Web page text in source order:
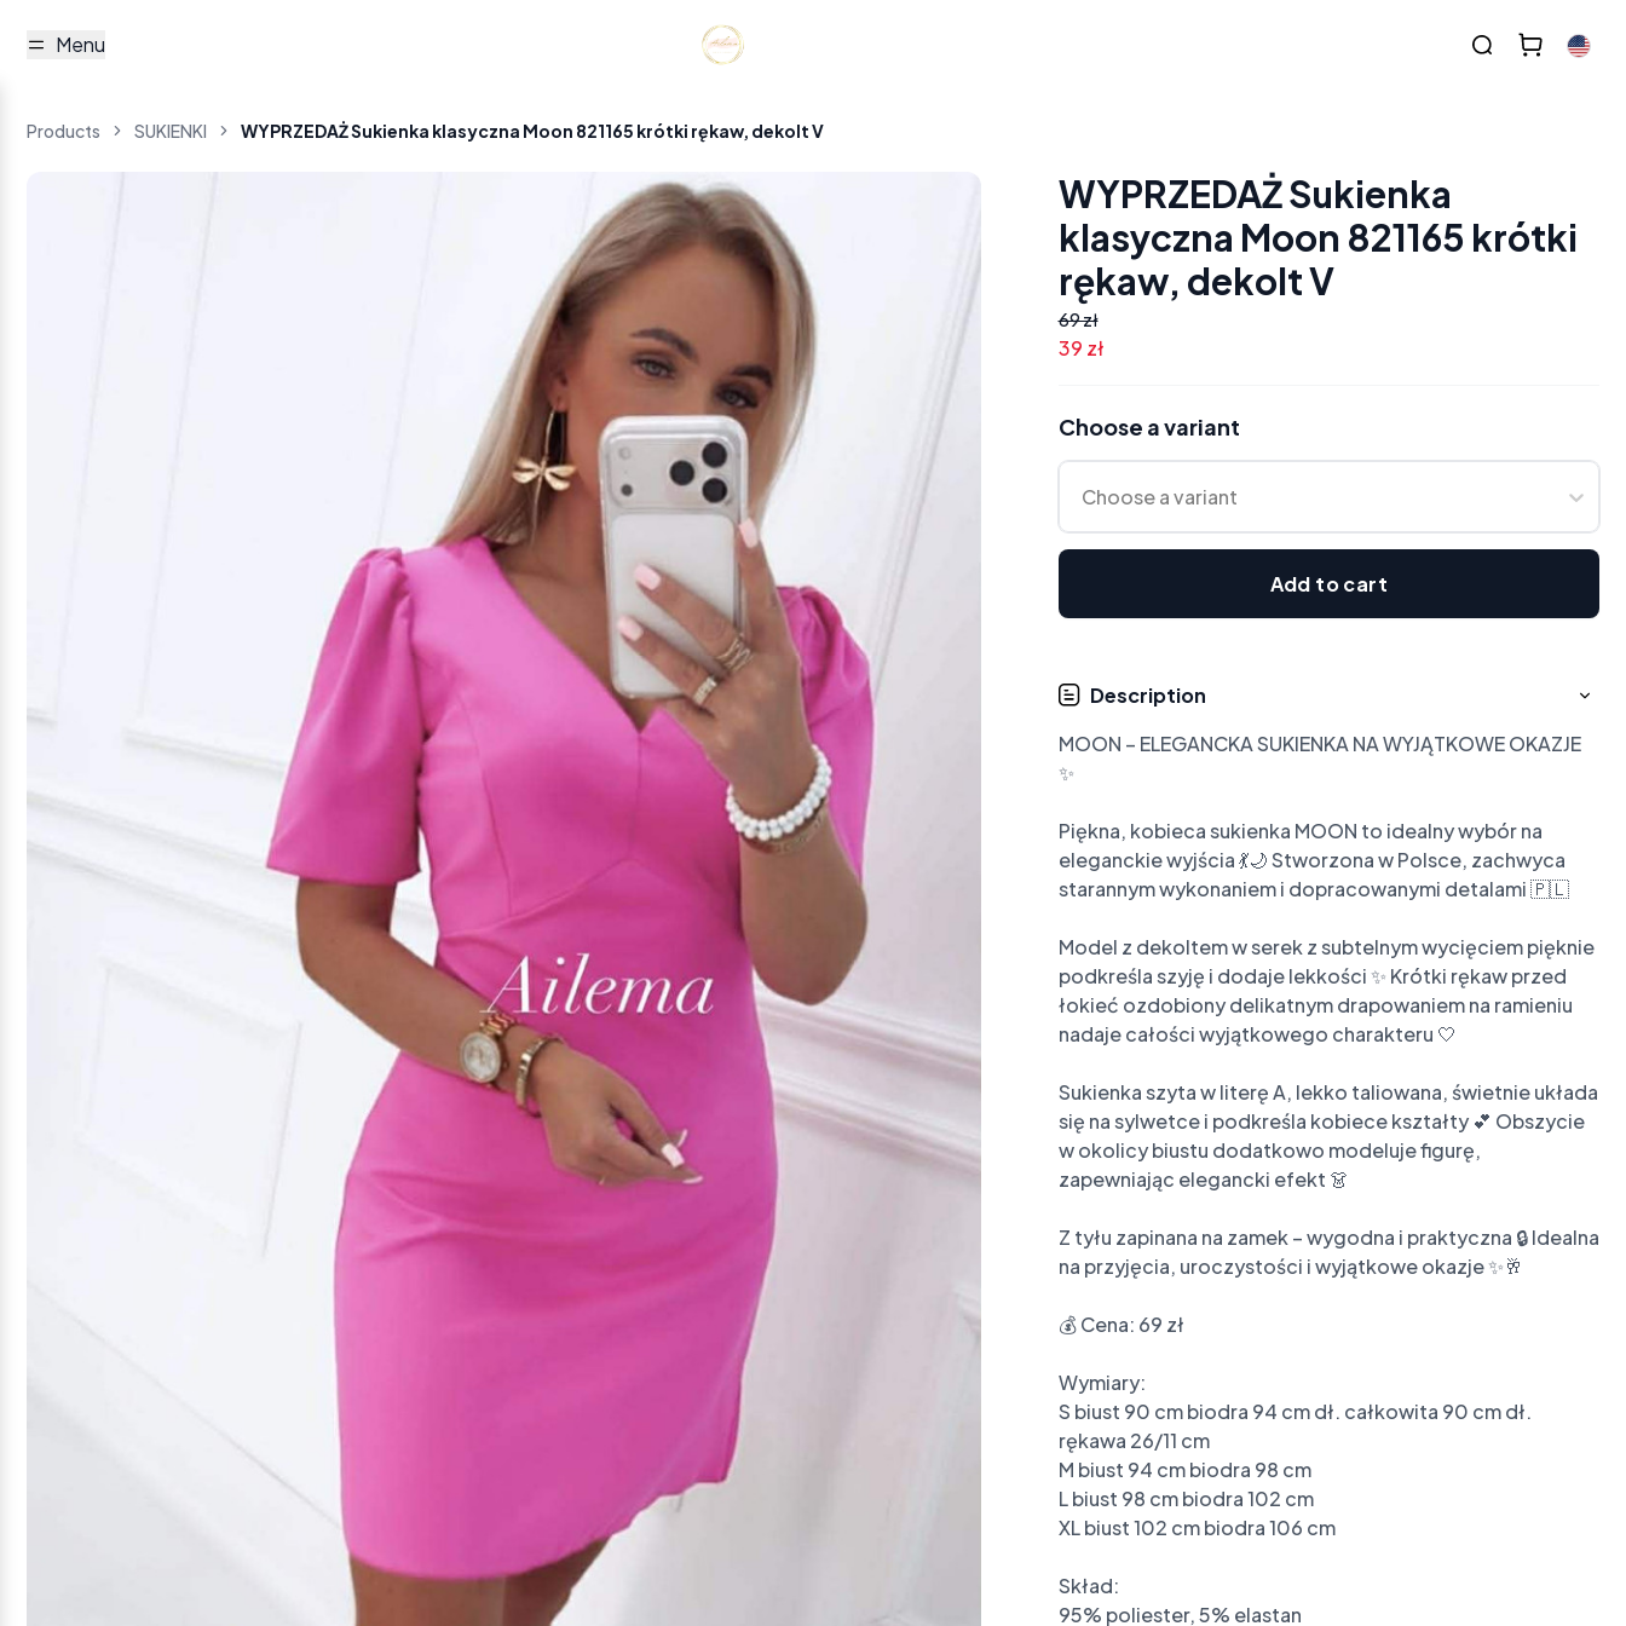
Menu
Products SUKIENKI WYPRZEDAŻ Sukienka klasyczna Moon 821165 krótki rękaw, dekolt V
WYPRZEDAŻ Sukienka
klasyczna Moon 821165 krótki
rękaw, dekolt V
69 zł
39 zł
Choose a variant
Choose a variant
Add to cart
Description
MOON – ELEGANCKA SUKIENKA NA WYJĄTKOWE OKAZJE
✨
Piękna, kobieca sukienka MOON to idealny wybór na
eleganckie wyjścia 💃🌙 Stworzona w Polsce, zachwyca
starannym wykonaniem i dopracowanymi detalami 🇵🇱
Model z dekoltem w serek z subtelnym wycięciem pięknie
podkreśla szyję i dodaje lekkości ✨ Krótki rękaw przed
łokieć ozdobiony delikatnym drapowaniem na ramieniu
nadaje całości wyjątkowego charakteru 🤍
Sukienka szyta w literę A, lekko taliowana, świetnie układa
się na sylwetce i podkreśla kobiece kształty 💕 Obszycie
w okolicy biustu dodatkowo modeluje figurę,
zapewniając elegancki efekt 👗
Z tyłu zapinana na zamek – wygodna i praktyczna 🔒 Idealna
na przyjęcia, uroczystości i wyjątkowe okazje ✨🥂
💰 Cena: 69 zł
Wymiary:
S biust 90 cm biodra 94 cm dł. całkowita 90 cm dł.
rękawa 26/11 cm
M biust 94 cm biodra 98 cm
L biust 98 cm biodra 102 cm
XL biust 102 cm biodra 106 cm
Skład:
95% poliester, 5% elastan